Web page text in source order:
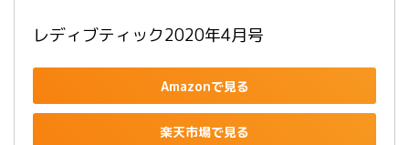
レディブティック2020年4月号
Amazonで見る
楽天市場で見る